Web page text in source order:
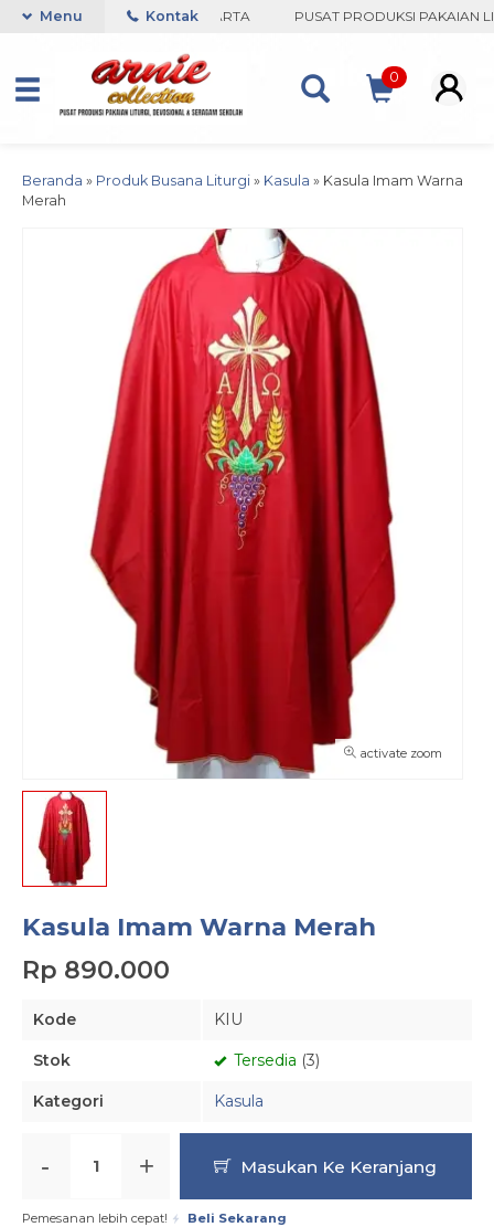
BORO, YOGYAKARTA PUSAT PRODUKSI PAKAIAN
Menu Kontak
0
Beranda » Produk Busana Liturgi » Kasula » Kasula Imam Warna
Merah
activate zoom
Kasula Imam Warna Merah
Rp 890.000
Kode KIU
Stok Tersedia (3)
Kategori Kasula
- + Masukan Ke Keranjang
Pemesanan lebih cepat! Beli Sekarang